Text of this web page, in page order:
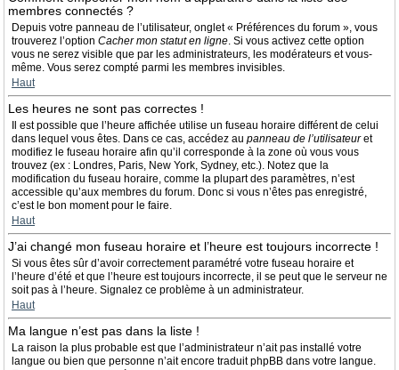
membres connectés ?
Depuis votre panneau de l’utilisateur, onglet « Préférences du forum », vous
trouverez l’option Cacher mon statut en ligne. Si vous activez cette option
vous ne serez visible que par les administrateurs, les modérateurs et vous-
même. Vous serez compté parmi les membres invisibles.
Haut
Les heures ne sont pas correctes !
Il est possible que l’heure affichée utilise un fuseau horaire différent de celui
dans lequel vous êtes. Dans ce cas, accédez au panneau de l’utilisateuret
modifiez le fuseau horaire afin qu’il corresponde à la zone où vous vous
trouvez (ex : Londres, Paris, New York, Sydney, etc.). Notez que la
modification du fuseau horaire, comme la plupart des paramètres, n’est
accessible qu’aux membres du forum. Donc si vous n’êtes pas enregistré,
c’est le bon moment pour le faire.
Haut
J’ai changé mon fuseau horaire et l’heure est toujours incorrecte !
Si vous êtes sûr d’avoir correctement paramétré votre fuseau horaire et
l’heure d’été et que l’heure est toujours incorrecte, il se peut que le serveur ne
soit pas à l’heure. Signalez ce problème à un administrateur.
Haut
Ma langue n’est pas dans la liste !
La raison la plus probable est que l’administrateur n’ait pas installé votre
langue ou bien que personne n’ait encore traduit phpBB dans votre langue.